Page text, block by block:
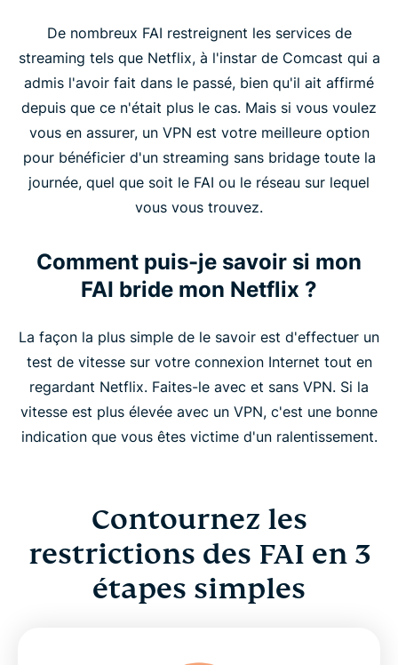
De nombreux FAI restreignent les services de
streaming tels que Netflix, à l'instar de Comcast qui a
admis l'avoir fait dans le passé, bien qu'il ait affirmé
depuis que ce n'était plus le cas. Mais si vous voulez
vous en assurer, un VPN est votre meilleure option
pour bénéficier d'un streaming sans bridage toute la
journée, quel que soit le FAI ou le réseau sur lequel
vous vous trouvez.
Comment puis-je savoir si mon
FAI bride mon Netflix ?
La façon la plus simple de le savoir est d'effectuer un
test de vitesse sur votre connexion Internet tout en
regardant Netflix. Faites-le avec et sans VPN. Si la
vitesse est plus élevée avec un VPN, c'est une bonne
indication que vous êtes victime d'un ralentissement.
Contournez les
restrictions des FAI en 3
étapes simples